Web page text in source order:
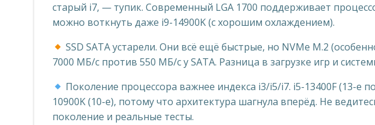
старый i7, — тупик. Современный LGA 1700 поддерживает
можно воткнуть даже i9-14900K (с хорошим охлаждением).
SSD SATA устарели. Они всё ещё быстрые, но NVMe M.2
7000 МБ/с против 550 МБ/с у SATA. Разница в загрузке игр и
Поколение процессора важнее индекса i3/i5/i7. i5-13400F (13-е
10900K (10-е), потому что архитектура шагнула вперёд. Не
поколение и реальные тесты.